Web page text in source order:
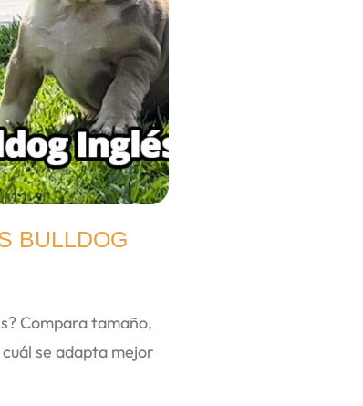
BULLDOG
Compara tamaño,
se adapta mejor